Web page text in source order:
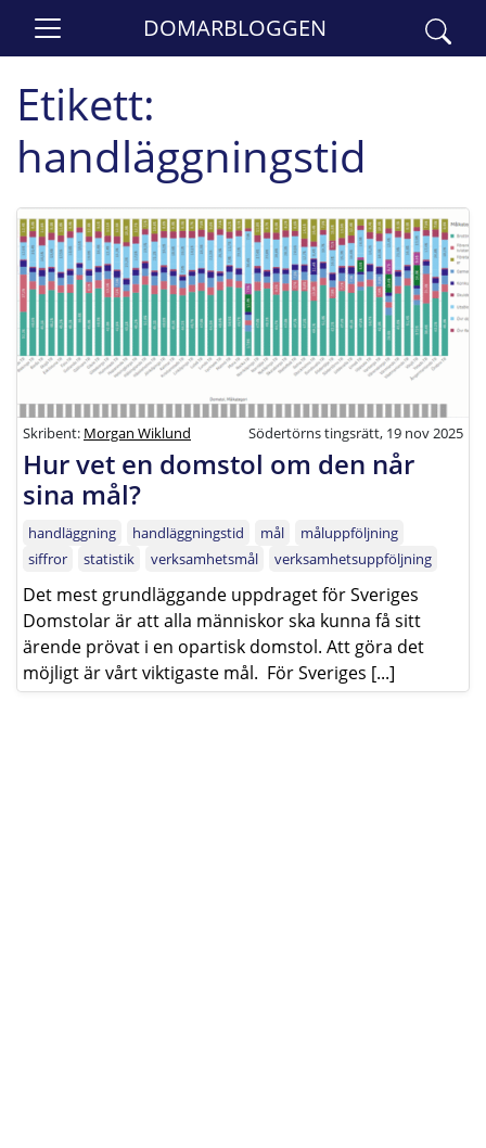
DOMARBLOGGEN
Etikett:
handläggningstid
Skribent: Morgan Wiklund Södertörns tingsrätt, 19 nov 2025
Hur vet en domstol om den når
sina mål?
handläggning handläggningstid mål
måluppföljning
siffror
statistik verksamhetsmål verksamhetsuppföljning
Det mest grundläggande uppdraget för Sveriges
Domstolar är att alla människor ska kunna få sitt
ärende prövat i en opartisk domstol. Att göra det
möjligt är vårt viktigaste mål. För Sveriges [...]